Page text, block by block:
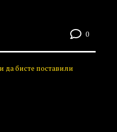
0
да бисте поставили